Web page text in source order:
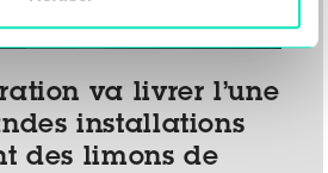
va livrer l’une
installations
des limons de